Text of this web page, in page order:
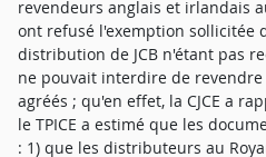
revendeurs anglais et irlandais
ont refusé l'exemption sollicitée
distribution de JCB n'étant pas
ne pouvait interdire de
agréés ; qu'en effet, la CJCE a
le TPICE a estimé que les
: 1) que les distributeurs au